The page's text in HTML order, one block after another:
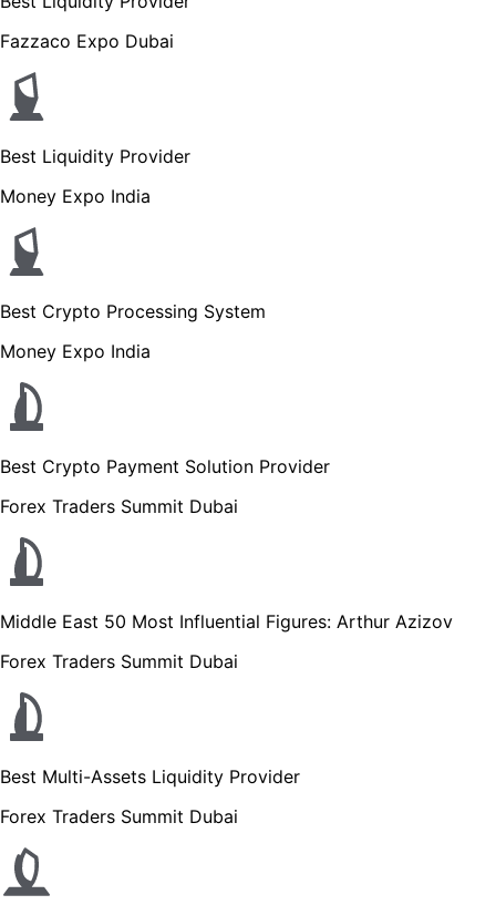
Fazzaco Expo Dubai
Best Liquidity Provider
Money Expo India
Best Crypto Processing System
Money Expo India
Best Crypto Payment Solution Provider
Forex Traders Summit Dubai
Middle East 50 Most Influential Figures: Arthur Azizov
Forex Traders Summit Dubai
Best Multi-Assets Liquidity Provider
Forex Traders Summit Dubai